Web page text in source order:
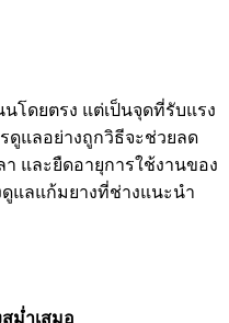
โดยตรง แต่เป็นจุดที่รับแรง
ดูแลอย่างถูกวิธีจะช่วยลด
า และยืดอายุการใช้งานของ
ดูแลแก้มยางที่ช่างแนะนำ
ม่ำเสมอ